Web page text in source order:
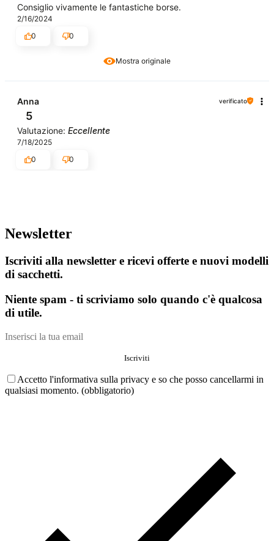
Mostra originale
Consiglio vivamente le fantastiche borse.
2/16/2024
0
0
Anna verificato
5
Valutazione: Eccellente
7/18/2025
0
0
Newsletter
Iscriviti alla newsletter e ricevi offerte e nuovi modelli
di sacchetti.
Niente spam - ti scriviamo solo quando c'è qualcosa
di utile.
Accetto l'informativa sulla privacy e so che posso cancellarmi in
qualsiasi momento. (obbligatorio)